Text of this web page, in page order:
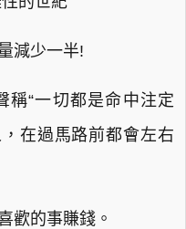
減少一半!
稱“一切都是命中注定
在過馬路前都會左右
歡的事賺錢。